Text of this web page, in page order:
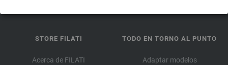
STORE FILATI
Acerca de FILATI
TODO EN TORNO AL PUNTO
Adaptar modelos